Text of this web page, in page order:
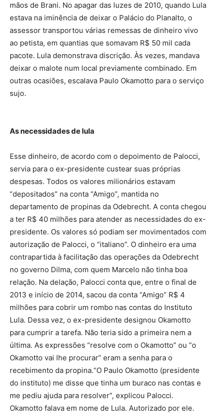
mãos de Brani. No apagar das luzes de 2010, quando Lula
estava na iminência de deixar o Palácio do Planalto, o
assessor transportou várias remessas de dinheiro vivo
ao petista, em quantias que somavam R$ 50 mil cada
pacote. Lula demonstrava discrição. Às vezes, mandava
deixar o malote num local previamente combinado. Em
outras ocasiões, escalava Paulo Okamotto para o serviço
sujo.
As necessidades de lula
Esse dinheiro, de acordo com o depoimento de Palocci,
servia para o ex-presidente custear suas próprias
despesas. Todos os valores milionários estavam
“depositados” na conta “Amigo”, mantida no
departamento de propinas da Odebrecht. A conta chegou
a ter R$ 40 milhões para atender as necessidades do ex-
presidente. Os valores só podiam ser movimentados com
autorização de Palocci, o “italiano”. O dinheiro era uma
contrapartida à facilitação das operações da Odebrecht
no governo Dilma, com quem Marcelo não tinha boa
relação. Na delação, Palocci conta que, entre o final de
2013 e início de 2014, sacou da conta “Amigo” R$ 4
milhões para cobrir um rombo nas contas do Instituto
Lula. Dessa vez, o ex-presidente designou Okamotto
para cumprir a tarefa. Não teria sido a primeira nem a
última. As expressões “resolve com o Okamotto” ou “o
Okamotto vai lhe procurar” eram a senha para o
recebimento da propina.“O Paulo Okamotto (presidente
do instituto) me disse que tinha um buraco nas contas e
me pediu ajuda para resolver”, explicou Palocci.
Okamotto falava em nome de Lula. Autorizado por ele.